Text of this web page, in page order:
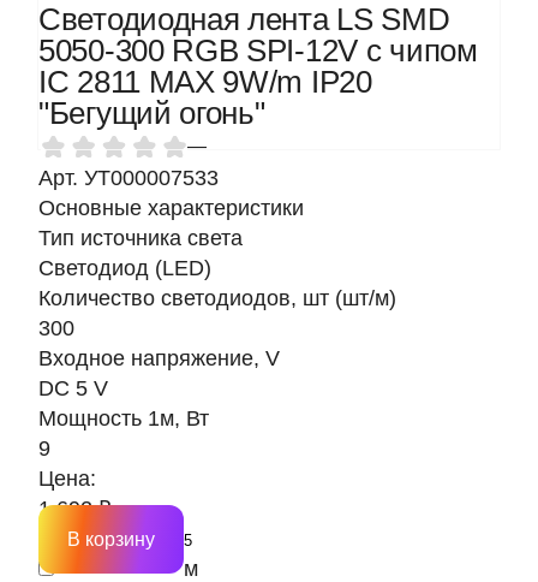
Светодиодная лента LS SMD
5050-300 RGB SPI-12V с чипом
IC 2811 MAX 9W/m IP20
"Бегущий огонь"
—
Арт. УТ000007533
Основные характеристики
Тип источника света
Светодиод (LED)
Количество светодиодов, шт (шт/м)
300
Входное напряжение, V
DC 5 V
Мощность 1м, Вт
9
Цена:
1 692 ₽
м
В корзину